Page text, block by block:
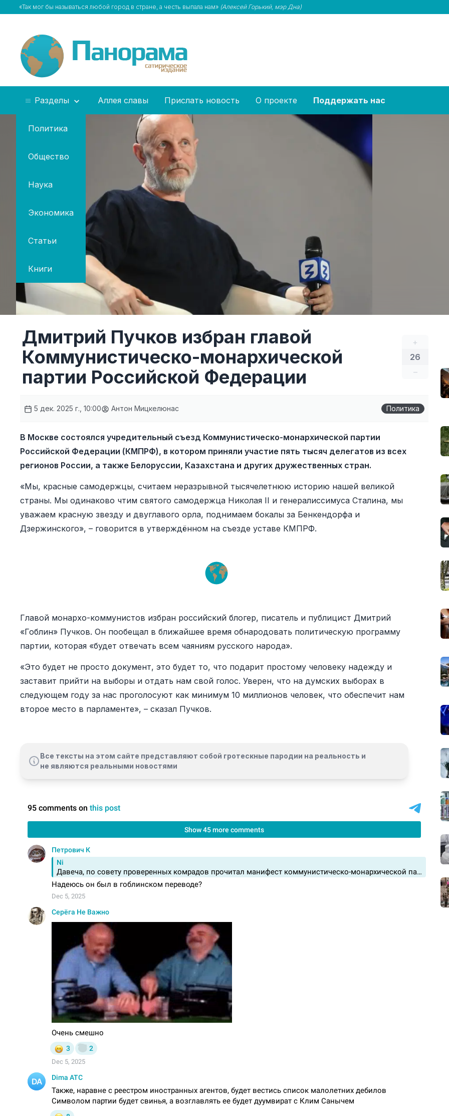
«Так мог бы называться любой город в стране, а честь выпала нам» (Алексей Горький, мэр Дна)
Разделы
Политика
Общество
Наука
Экономика
Статьи
Книги
Аллея славы Прислать новость О проекте Поддержать нас
+
26
–
Дмитрий Пучков избран главой
Коммунистическо-монархической
партии Российской Федерации
5 дек. 2025 г., 10:00 Антон Мицкелюнас Политика
В Москве состоялся учредительный съезд Коммунистическо-монархической партии
Российской Федерации (КМПРФ), в котором приняли участие пять тысяч делегатов из всех
регионов России, а также Белоруссии, Казахстана и других дружественных стран.
«Мы, красные самодержцы, считаем неразрывной тысячелетнюю историю нашей великой
страны. Мы одинаково чтим святого самодержца Николая II и генералиссимуса Сталина, мы
уважаем красную звезду и двуглавого орла, поднимаем бокалы за Бенкендорфа и
Дзержинского», – говорится в утверждённом на съезде уставе КМПРФ.
Главой монархо-коммунистов избран российский блогер, писатель и публицист Дмитрий
«Гоблин» Пучков. Он пообещал в ближайшее время обнародовать политическую программу
партии, которая «будет отвечать всем чаяниям русского народа».
«Это будет не просто документ, это будет то, что подарит простому человеку надежду и
заставит прийти на выборы и отдать нам свой голос. Уверен, что на думских выборах в
следующем году за нас проголосуют как минимум 10 миллионов человек, что обеспечит нам
второе место в парламенте», – сказал Пучков.
Все тексты на этом сайте представляют собой гротескные пародии на реальность и
не являются реальными новостями